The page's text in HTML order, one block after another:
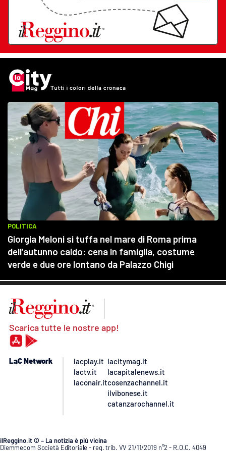
Scarica tutte le nostre app!
LaC Network
lacplay.it
lactv.it
laconair.it
lacitymag.it
lacapitalenews.it
cosenzachannel.it
ilvibonese.it
catanzarochannel.it
ilReggino.it © – La notizia è più vicina
Diemmecom Società Editoriale - reg. trib. VV 21/11/2019 n°2 - R.O.C. 4049